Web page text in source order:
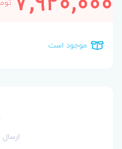
موجود است